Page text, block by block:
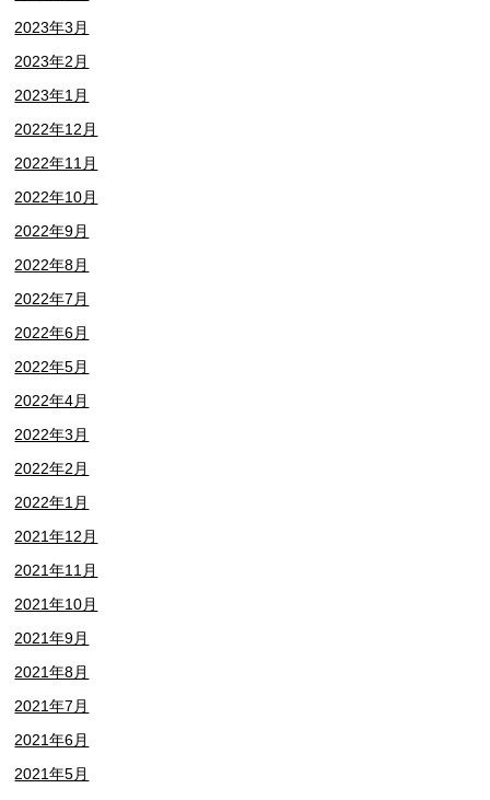
2023年3月
2023年2月
2023年1月
2022年12月
2022年11月
2022年10月
2022年9月
2022年8月
2022年7月
2022年6月
2022年5月
2022年4月
2022年3月
2022年2月
2022年1月
2021年12月
2021年11月
2021年10月
2021年9月
2021年8月
2021年7月
2021年6月
2021年5月